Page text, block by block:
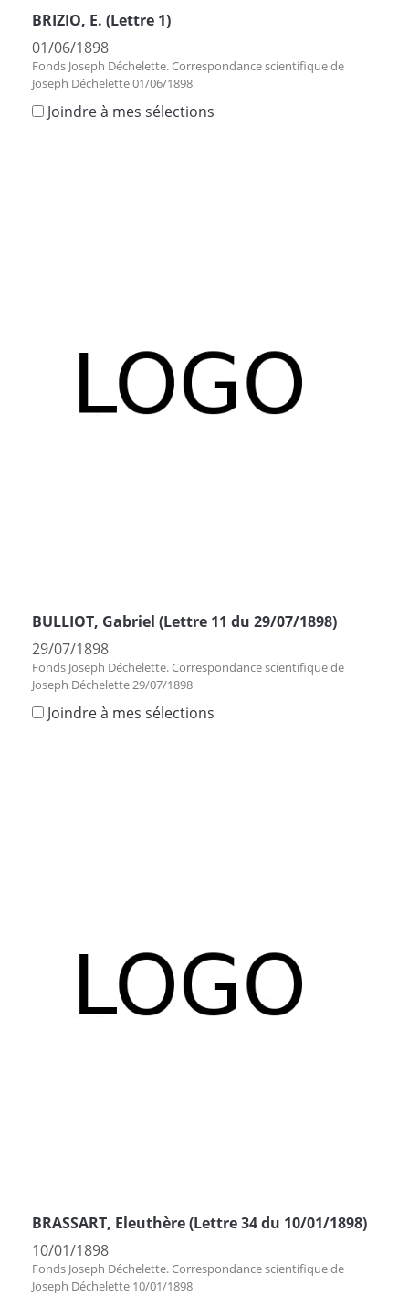
BRIZIO, E. (Lettre 1)
01/06/1898
Fonds Joseph Déchelette. Correspondance scientifique de
Joseph Déchelette 01/06/1898
Joindre à mes sélections
BULLIOT, Gabriel (Lettre 11 du 29/07/1898)
29/07/1898
Fonds Joseph Déchelette. Correspondance scientifique de
Joseph Déchelette 29/07/1898
Joindre à mes sélections
BRASSART, Eleuthère (Lettre 34 du 10/01/1898)
10/01/1898
Fonds Joseph Déchelette. Correspondance scientifique de
Joseph Déchelette 10/01/1898